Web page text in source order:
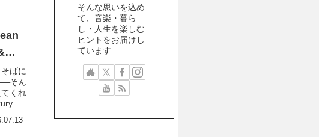
適
ンジ
ばに
そん
くれ
そんな思いを込め
て、音楽・暮ら
し・人生を楽しむ
ヒントをお届けし
ています